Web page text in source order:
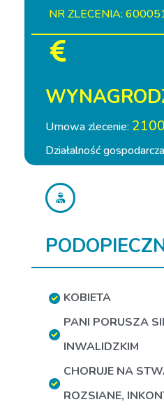
NR ZLECENIA:
Umowa zlecenie:
Działalność
KOBIETA
PANI PORUSZA
INWALIDZKIM
CHORUJE NA
ROZSIANE,